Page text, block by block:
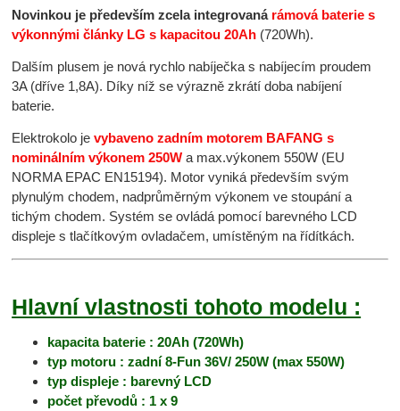
Novinkou je především zcela integrovaná rámová baterie s
výkonnými články LG s kapacitou 20Ah (720Wh).
Dalším plusem je nová rychlo nabíječka s nabíjecím proudem
3A (dříve 1,8A). Díky níž se výrazně zkrátí doba nabíjení
baterie.
Elektrokolo jevybaveno zadním motorem BAFANG s
nominálním výkonem 250W a max.výkonem 550W (EU
NORMA EPAC EN15194). Motor vyniká především svým
plynulým chodem, nadprůměrným výkonem ve stoupání a
tichým chodem. Systém se ovládá pomocí barevného LCD
displeje s tlačítkovým ovladačem, umístěným na řídítkách.
Hlavní vlastnosti tohoto modelu :
kapacita baterie : 20Ah (720Wh)
typ motoru : zadní 8-Fun 36V/ 250W (max 550W)
typ displeje : barevný LCD
počet převodů : 1 x 9